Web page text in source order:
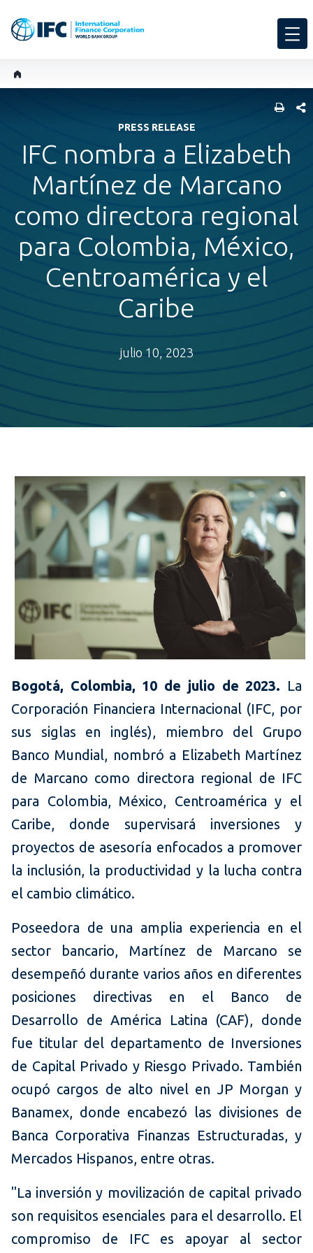
PRESS RELEASE
IFC nombra a Elizabeth
Martínez de Marcano
como directora regional
para Colombia, México,
Centroamérica y el
Caribe
julio 10, 2023
Bogotá, Colombia, 10 de julio de 2023. La
Corporación Financiera Internacional (IFC, por
sus siglas en inglés), miembro del Grupo
Banco Mundial, nombró a Elizabeth Martínez
de Marcano como directora regional de IFC
para Colombia, México, Centroamérica y el
Caribe, donde supervisará inversiones y
proyectos de asesoría enfocados a promover
la inclusión, la productividad y la lucha contra
el cambio climático.
Poseedora de una amplia experiencia en el
sector bancario, Martínez de Marcano se
desempeñó durante varios años en diferentes
posiciones directivas en el Banco de
Desarrollo de América Latina (CAF), donde
fue titular del departamento de Inversiones
de Capital Privado y Riesgo Privado. También
ocupó cargos de alto nivel en JP Morgan y
Banamex, donde encabezó las divisiones de
Banca Corporativa Finanzas Estructuradas, y
Mercados Hispanos, entre otras.
"La inversión y movilización de capital privado
son requisitos esenciales para el desarrollo. El
compromiso de IFC es apoyar al sector